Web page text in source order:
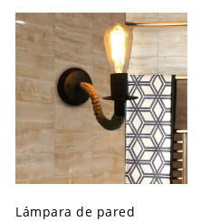
Lámpara de pared